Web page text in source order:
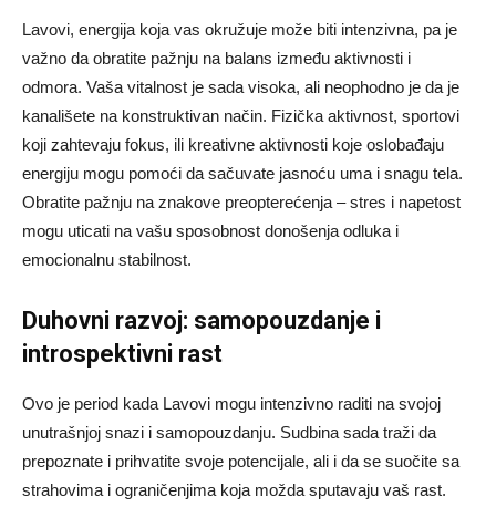
Lavovi, energija koja vas okružuje može biti intenzivna, pa je
važno da obratite pažnju na balans između aktivnosti i
odmora. Vaša vitalnost je sada visoka, ali neophodno je da je
kanališete na konstruktivan način. Fizička aktivnost, sportovi
koji zahtevaju fokus, ili kreativne aktivnosti koje oslobađaju
energiju mogu pomoći da sačuvate jasnoću uma i snagu tela.
Obratite pažnju na znakove preopterećenja – stres i napetost
mogu uticati na vašu sposobnost donošenja odluka i
emocionalnu stabilnost.
Duhovni razvoj: samopouzdanje i
introspektivni rast
Ovo je period kada Lavovi mogu intenzivno raditi na svojoj
unutrašnjoj snazi i samopouzdanju. Sudbina sada traži da
prepoznate i prihvatite svoje potencijale, ali i da se suočite sa
strahovima i ograničenjima koja možda sputavaju vaš rast.